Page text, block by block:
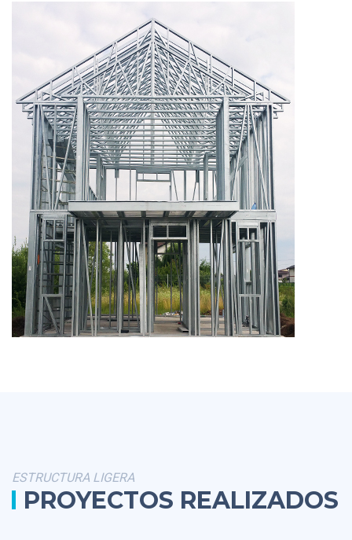
ESTRUCTURA LIGERA
PROYECTOS REALIZADOS